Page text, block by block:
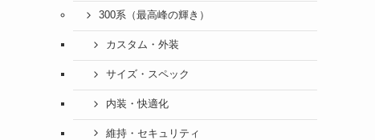
300系（最高峰の輝き）
カスタム・外装
サイズ・スペック
内装・快適化
維持・セキュリティ